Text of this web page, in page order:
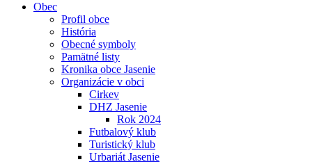
Obec
Profil obce
História
Obecné symboly
Pamätné listy
Kronika obce Jasenie
Organizácie v obci
Cirkev
DHZ Jasenie
Rok 2024
Futbalový klub
Turistický klub
Urbariát Jasenie